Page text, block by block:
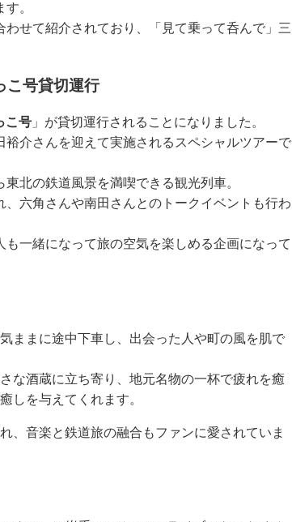
。
せて紹介されており、「見て乗って呑んで」三
号貸切運行
こ号 」が貸切運行されることになりました。
介さんを迎えて実施されるスペシャルツアーで
北の鉄道風景を満喫できる観光列車。
六角さんや南田さんとのトークイベントも行わ
一緒になって旅の空気を楽しめる企画になって
ままに途中下車し、出会った人や町の風を肌で
な酒蔵に立ち寄り、地元名物の一杯で疲れを癒
しを与えてくれます。
、音楽と鉄道旅の融合もファンに愛されていま